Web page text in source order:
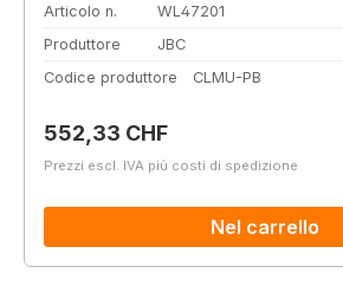
Articolo n.
WL47201
Produttore
JBC
Codice produttore
CLMU-PB
Prezzo normale:
552,33 CHF
Prezzi escl. IVA più costi di spedizione
Nel carrello